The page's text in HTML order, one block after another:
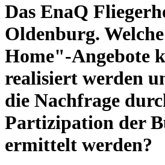
Das EnaQ
Oldenburg.
Home"-Angebote
realisiert werden
die Nachfrage
Partizipation der
ermittelt werden?